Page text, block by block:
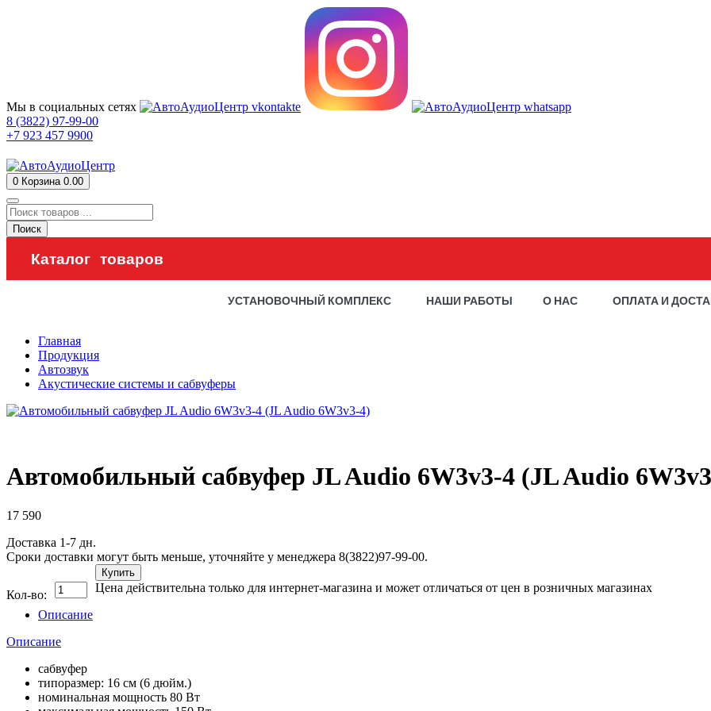
Мы в социальных сетях
8 (3822) 97-99-00
+7 923 457 9900
0 Корзина 0.00
Поиск
Каталог товаров
УСТАНОВОЧНЫЙ КОМПЛЕКС НАШИ РАБОТЫ О НАС ОПЛАТА И
Главная
Продукция
Автозвук
Акустические системы и сабвуферы
Автомобильный сабвуфер JL Audio 6W3v3-4 (JL Audio
17 590
Доставка 1-7 дн.
Сроки доставки могут быть меньше, уточняйте у менеджера 8(3822)97-99-00.
Кол-во:
Купить
Цена действительна только для интернет-магазина и может отличаться от цен в розничных магазинах
Описание
Описание
сабвуфер
типоразмер: 16 см (6 дюйм.)
номинальная мощность 80 Вт